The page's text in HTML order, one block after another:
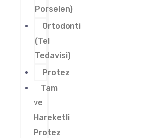
Porselen)
Ortodonti
(Tel
Tedavisi)
Protez
Tam
ve
Hareketli
Protez